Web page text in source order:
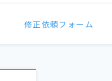
修正依頼フォーム